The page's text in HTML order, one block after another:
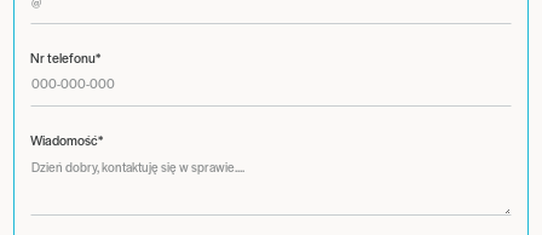
Nr telefonu*
Wiadomość*